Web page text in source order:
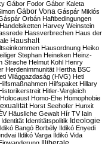
Gábor Fodor Gábor Kaleta
Gábor Vona Gáspár Miklós
Orbán Haftbedingungen
Handelsketten Harvey Weinstein
Hassverbrechen Haus der
Haushalt
Hausordnung Heiko
Stephan Heineken Heinz-
Strache Helmut Kohl Henry
Herdenimmunität Hertha BSC
Világgazdaság (HVG) Heti
Hilfspaket Hillary
Hitler-Vergleich
Holocaust Homo-Ehe Homophobie
Horst Seehofer Hunxit
Häusliche Gewalt Hír TV Iain
Identität Identitätspolitik Ideologie
Bangó Borbély Ildikó Enyedi
Ildikó Varga Ildikó Vida